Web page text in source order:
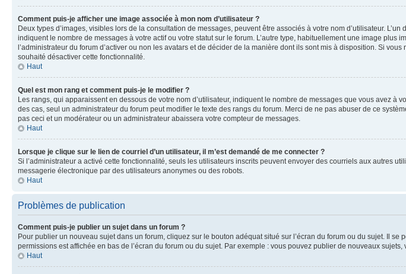
Comment puis-je afficher une image associée à mon nom d’utilisateur ?
Deux types d’images, visibles lors de la consultation de messages, peuvent être associés à votre nom d’utilisateur.
indiquent le nombre de messages à votre actif ou votre statut sur le forum. L’autre type, habituellement une image
l’administrateur du forum d’activer ou non les avatars et de décider de la manière dont ils sont mis à disposition. Si
souhaité désactiver cette fonctionnalité.
Haut
Quel est mon rang et comment puis-je le modifier ?
Les rangs, qui apparaissent en dessous de votre nom d’utilisateur, indiquent le nombre de messages que vous avez
des cas, seul un administrateur du forum peut modifier le texte des rangs du forum. Merci de ne pas abuser de ce
pas ceci et un modérateur ou un administrateur abaissera votre compteur de messages.
Haut
Lorsque je clique sur le lien de courriel d’un utilisateur, il m’est demandé de me connecter ?
Si l’administrateur a activé cette fonctionnalité, seuls les utilisateurs inscrits peuvent envoyer des courriels aux autres
messagerie électronique par des utilisateurs anonymes ou des robots.
Haut
Problèmes de publication
Comment puis-je publier un sujet dans un forum ?
Pour publier un nouveau sujet dans un forum, cliquez sur le bouton adéquat situé sur l’écran du forum ou du sujet. Il
permissions est affichée en bas de l’écran du forum ou du sujet. Par exemple : vous pouvez publier de nouveaux sujets,
Haut